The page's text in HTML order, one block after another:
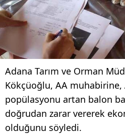
Adana Tarım ve Orman
Kökçüoğlu, AA muhabirine,
popülasyonu artan balon
doğrudan zarar vererek
olduğunu söyledi.